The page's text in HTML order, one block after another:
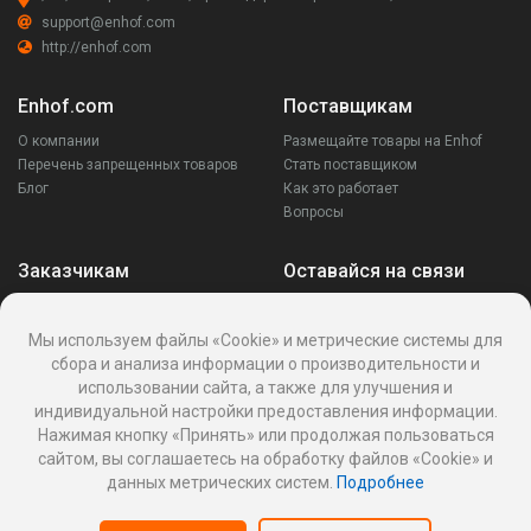
support@enhof.com
http://enhof.com
Enhof.com
О компании
Перечень запрещенных товаров
Блог
Поставщикам
Размещайте товары на Enhof
Стать поставщиком
Как это работает
Вопросы
Заказчикам
Ваши запросы
Написать поставщику
Написать в поддержку
Реквизиты
Оставайся на связи
Политика обработки персональных данных
Мы используем файлы «Cookie» и метрические системы для
сбора и анализа информации о производительности и
использовании сайта, а также для улучшения и
индивидуальной настройки предоставления информации.
Нажимая кнопку «Принять» или продолжая пользоваться
сайтом, вы соглашаетесь на обработку файлов «Cookie» и
данных метрических систем. Подробнее